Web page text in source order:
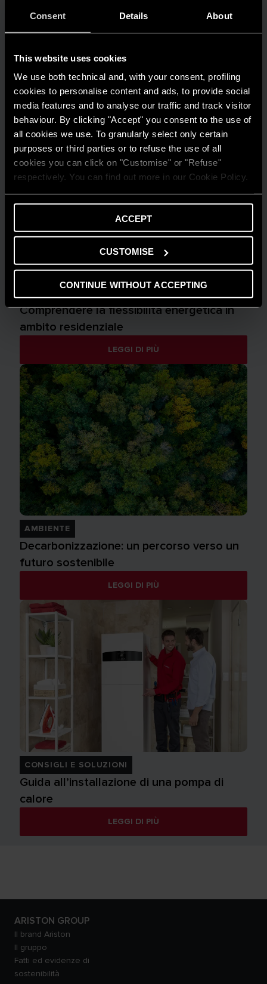
Consent Details About
This website uses cookies
We use both technical and, with your consent, profiling
cookies to personalise content and ads, to provide social
media features and to analyse our traffic and track visitor
behaviour. By clicking "Accept" you consent to the use of
all cookies we use. To granularly select only certain
purposes or third parties or to refuse the use of all
cookies you can click on "Customise" or "Refuse"
respectively. You can find out more in our Cookie Policy.
ACCEPT
CUSTOMISE
CONTINUE WITHOUT ACCEPTING
Quanto consuma un condizionatore?
Comprendere la flessibilità energetica in
ambito residenziale
LEGGI DI PIÙ
AMBIENTE
Decarbonizzazione: un percorso verso un
futuro sostenibile
LEGGI DI PIÙ
CONSIGLI E SOLUZIONI
Guida all’installazione di una pompa di
calore
LEGGI DI PIÙ
ARISTON GROUP
Il brand Ariston
Il gruppo
Fatti ed evidenze di
sostenibilità